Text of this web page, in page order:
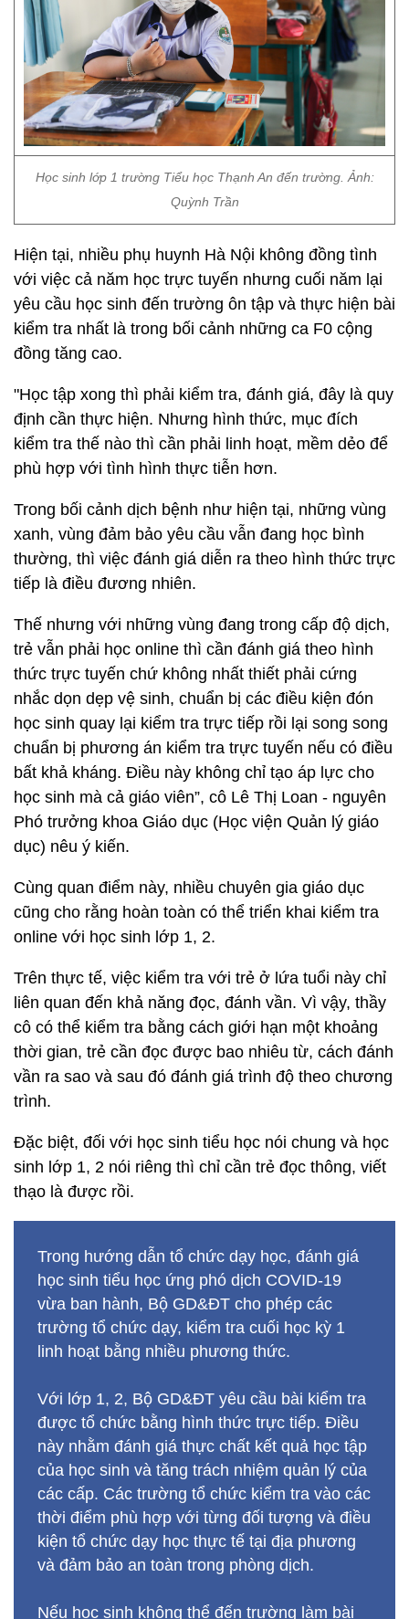
Học sinh lớp 1 trường Tiểu học Thạnh An đến trường. Ảnh:
Quỳnh Trần
Hiện tại, nhiều phụ huynh Hà Nội không đồng tình
với việc cả năm học trực tuyến nhưng cuối năm lại
yêu cầu học sinh đến trường ôn tập và thực hiện bài
kiểm tra nhất là trong bối cảnh những ca F0 cộng
đồng tăng cao.
"Học tập xong thì phải kiểm tra, đánh giá, đây là quy
định cần thực hiện. Nhưng hình thức, mục đích
kiểm tra thế nào thì cần phải linh hoạt, mềm dẻo để
phù hợp với tình hình thực tiễn hơn.
Trong bối cảnh dịch bệnh như hiện tại, những vùng
xanh, vùng đảm bảo yêu cầu vẫn đang học bình
thường, thì việc đánh giá diễn ra theo hình thức trực
tiếp là điều đương nhiên.
Thế nhưng với những vùng đang trong cấp độ dịch,
trẻ vẫn phải học online thì cần đánh giá theo hình
thức trực tuyến chứ không nhất thiết phải cứng
nhắc dọn dẹp vệ sinh, chuẩn bị các điều kiện đón
học sinh quay lại kiểm tra trực tiếp rồi lại song song
chuẩn bị phương án kiểm tra trực tuyến nếu có điều
bất khả kháng. Điều này không chỉ tạo áp lực cho
học sinh mà cả giáo viên”, cô Lê Thị Loan - nguyên
Phó trưởng khoa Giáo dục (Học viện Quản lý giáo
dục) nêu ý kiến.
Cùng quan điểm này, nhiều chuyên gia giáo dục
cũng cho rằng hoàn toàn có thể triển khai kiểm tra
online với học sinh lớp 1, 2.
Trên thực tế, việc kiểm tra với trẻ ở lứa tuổi này chỉ
liên quan đến khả năng đọc, đánh vần. Vì vậy, thầy
cô có thể kiểm tra bằng cách giới hạn một khoảng
thời gian, trẻ cần đọc được bao nhiêu từ, cách đánh
vần ra sao và sau đó đánh giá trình độ theo chương
trình.
Đặc biệt, đối với học sinh tiểu học nói chung và học
sinh lớp 1, 2 nói riêng thì chỉ cần trẻ đọc thông, viết
thạo là được rồi.
Trong hướng dẫn tổ chức dạy học, đánh giá
học sinh tiểu học ứng phó dịch COVID-19
vừa ban hành, Bộ GD&ĐT cho phép các
trường tổ chức dạy, kiểm tra cuối học kỳ 1
linh hoạt bằng nhiều phương thức.
Với lớp 1, 2, Bộ GD&ĐT yêu cầu bài kiểm tra
được tổ chức bằng hình thức trực tiếp. Điều
này nhằm đánh giá thực chất kết quả học tập
của học sinh và tăng trách nhiệm quản lý của
các cấp. Các trường tổ chức kiểm tra vào các
thời điểm phù hợp với từng đối tượng và điều
kiện tổ chức dạy học thực tế tại địa phương
và đảm bảo an toàn trong phòng dịch.
Nếu học sinh không thể đến trường làm bài